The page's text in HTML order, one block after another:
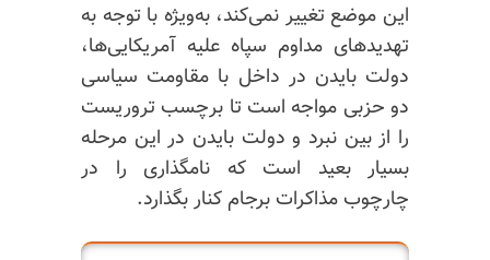
این موضع تغییر نمی‌کند، به‌ویژه با توجه به
تهدیدهای مداوم سپاه علیه آمریکایی‌ها،
دولت بایدن در داخل با مقاومت سیاسی
دو حزبی مواجه است تا برچسب تروریست
را از بین نبرد و دولت بایدن در این مرحله
بسیار بعید است که نامگذاری را در
چارچوب مذاکرات برجام کنار بگذارد.